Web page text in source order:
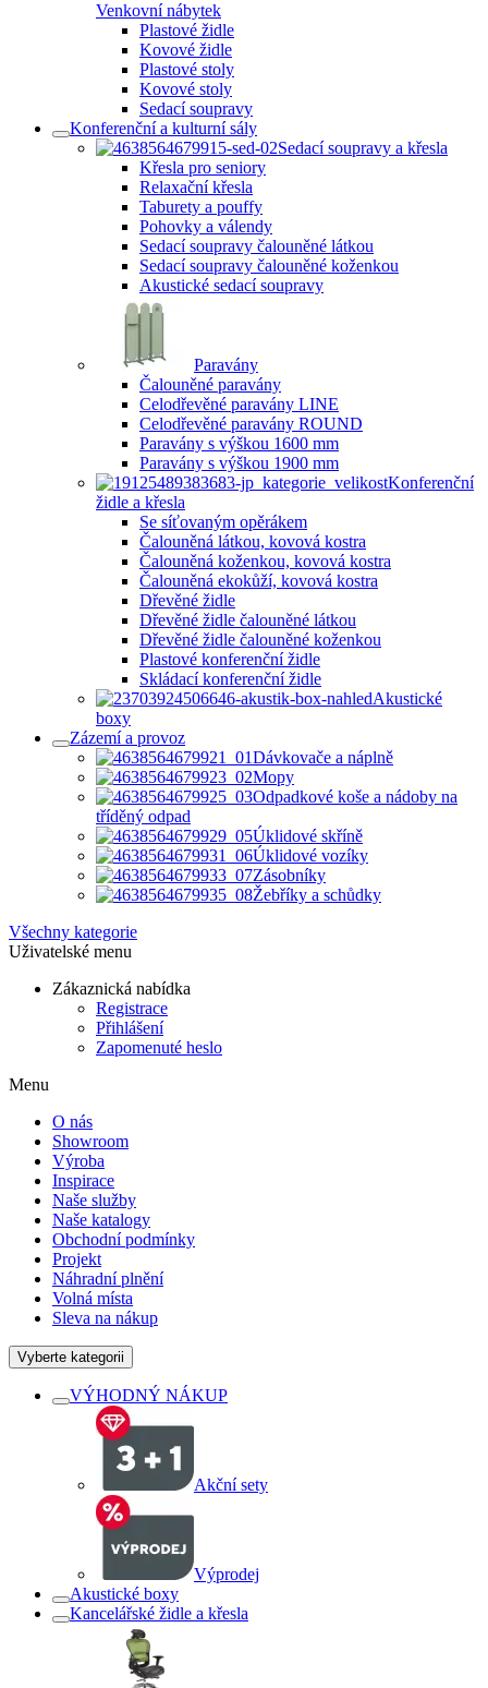
Venkovní nábytek
Plastové židle
Kovové židle
Plastové stoly
Kovové stoly
Sedací soupravy
Konferenční a kulturní sály
Sedací soupravy a křesla
Křesla pro seniory
Relaxační křesla
Taburety a pouffy
Pohovky a válendy
Sedací soupravy čalouněné látkou
Sedací soupravy čalouněné koženkou
Akustické sedací soupravy
Paravány
Čalouněné paravány
Celodřevěné paravány LINE
Celodřevěné paravány ROUND
Paravány s výškou 1600 mm
Paravány s výškou 1900 mm
Konferenční
židle a křesla
Se síťovaným opěrákem
Čalouněná látkou, kovová kostra
Čalouněná koženkou, kovová kostra
Čalouněná ekokůží, kovová kostra
Dřevěné židle
Dřevěné židle čalouněné látkou
Dřevěné židle čalouněné koženkou
Plastové konferenční židle
Skládací konferenční židle
Akustické
boxy
Zázemí a provoz
Dávkovače a náplně
Mopy
Odpadkové koše a nádoby na
tříděný odpad
Úklidové skříně
Úklidové vozíky
Zásobníky
Žebříky a schůdky
Všechny kategorie
Uživatelské menu
Zákaznická nabídka
Registrace
Přihlášení
Zapomenuté heslo
Menu
O nás
Showroom
Výroba
Inspirace
Naše služby
Naše katalogy
Obchodní podmínky
Projekt
Náhradní plnění
Volná místa
Sleva na nákup
Vyberte kategorii
VÝHODNÝ NÁKUP
Akční sety
Výprodej
Akustické boxy
Kancelářské židle a křesla